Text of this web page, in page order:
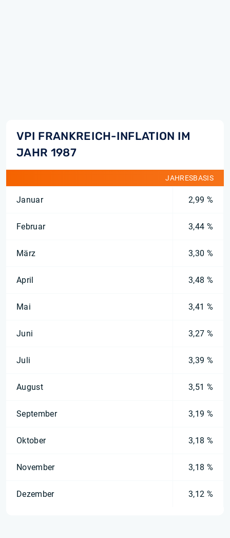
VPI FRANKREICH-INFLATION IM
JAHR 1987
JAHRESBASIS
Januar 2,99 %
Februar 3,44 %
März 3,30 %
April 3,48 %
Mai 3,41 %
Juni 3,27 %
Juli 3,39 %
August 3,51 %
September 3,19 %
Oktober 3,18 %
November 3,18 %
Dezember 3,12 %